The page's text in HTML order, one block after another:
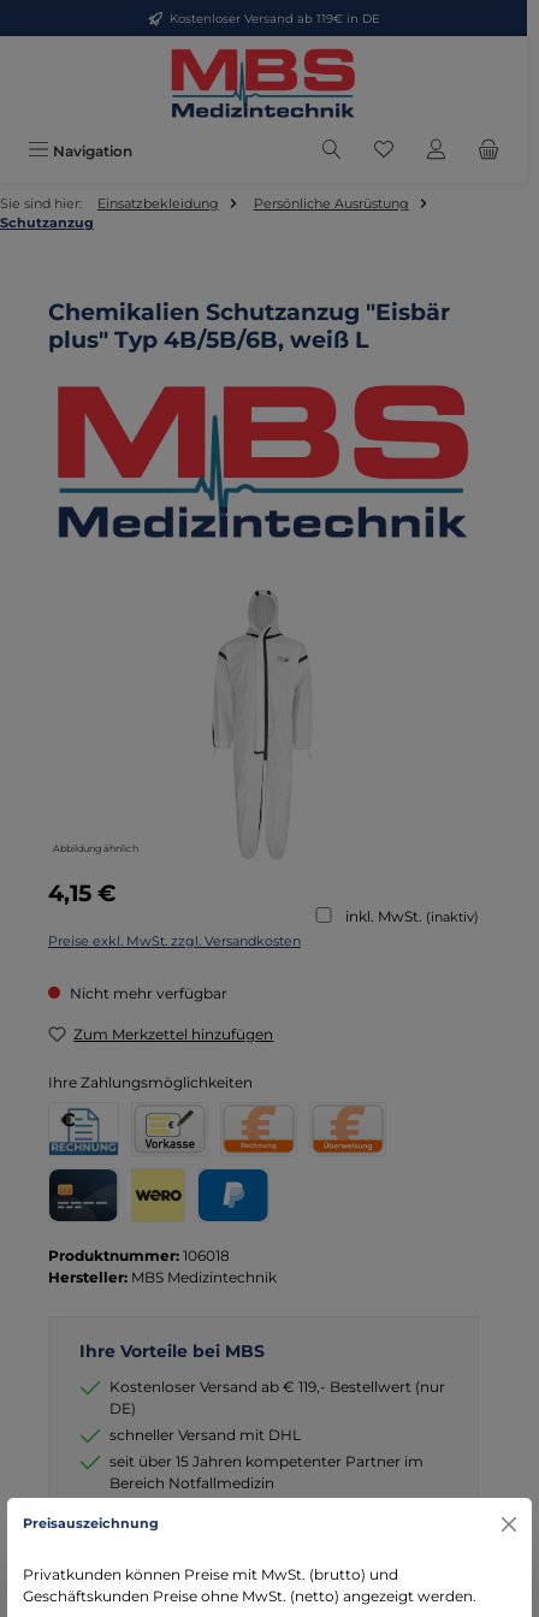
Zum Hauptinhalt springenKostenloser Versand ab 119€ in DE
Navigation Du hast 0
Sie sind hier: Einsatzbekleidung
Persönliche Ausrüstung
Schutzanzug
Chemikalien Schutzanzug "Eisbär
plus" Typ 4B/5B/6B, weiß L
Abbildung ähnlich
Regulärer Preis:
4,15 €
inkl. MwSt. (inaktiv)
Preise exkl. MwSt. zzgl. Versandkosten
Nicht mehr verfügbar
Zum Merkzettel hinzufügen
Ihre Zahlungsmöglichkeiten
Produktnummer: 106018
Hersteller: MBS Medizintechnik
Ihre Vorteile bei MBS
Kostenloser Versand ab € 119,- Bestellwert (nur
DE)
schneller Versand mit DHL
seit über 15 Jahren kompetenter Partner im
Bereich Notfallmedizin
Preisauszeichnung
Privatkunden können Preise mit MwSt. (brutto) und
Geschäftskunden Preise ohne MwSt. (netto) angezeigt werden.